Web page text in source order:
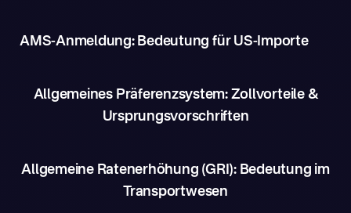
AMS-Anmeldung: Bedeutung für US-Importe
Allgemeines Präferenzsystem: Zollvorteile &
Ursprungsvorschriften
Allgemeine Ratenerhöhung (GRI): Bedeutung im
Transportwesen